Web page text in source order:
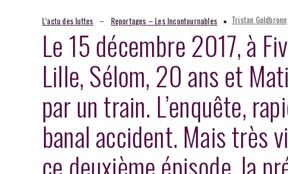
L’actu des luttes – Reportages – Les Incontournables Tristan Goldbronn
Le 15 décembre 2017, à
Lille, Sélom, 20 ans et
par un train. L’enquête,
banal accident. Mais très